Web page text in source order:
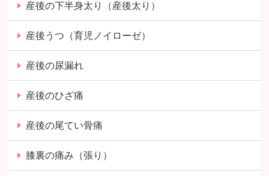
産後の下半身太り（産後太り）
産後うつ（育児ノイローゼ）
産後の尿漏れ
産後のひざ痛
産後の尾てい骨痛
膝裏の痛み（張り）